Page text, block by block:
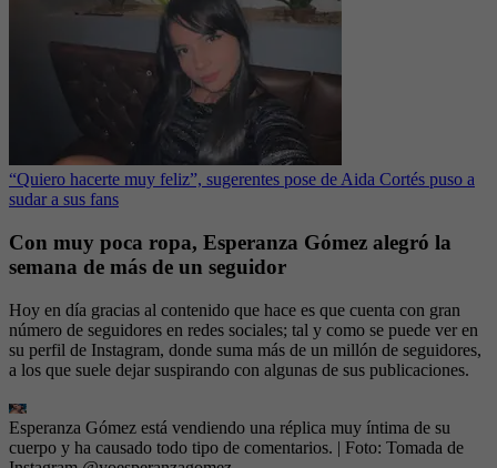
“Quiero hacerte muy feliz”, sugerentes pose de Aida Cortés puso a
sudar a sus fans
Con muy poca ropa, Esperanza Gómez alegró la
semana de más de un seguidor
Hoy en día gracias al contenido que hace es que cuenta con gran
número de seguidores en redes sociales; tal y como se puede ver en
su perfil de Instagram, donde suma más de un millón de seguidores,
a los que suele dejar suspirando con algunas de sus publicaciones.
Esperanza Gómez está vendiendo una réplica muy íntima de su
cuerpo y ha causado todo tipo de comentarios. | Foto: Tomada de